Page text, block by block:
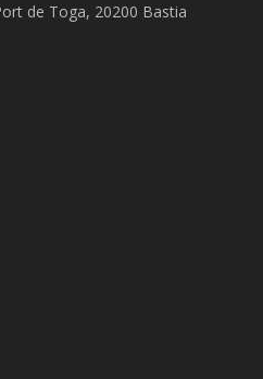
de Toga, 20200 Bastia